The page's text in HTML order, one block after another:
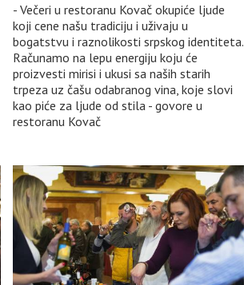
- Večeri u restoranu Kovač okupiće ljude
koji cene našu tradiciju i uživaju u
bogatstvu i raznolikosti srpskog identiteta.
Računamo na lepu energiju koju će
proizvesti mirisi i ukusi sa naših starih
trpeza uz čašu odabranog vina, koje slovi
kao piće za ljude od stila - govore u
restoranu Kovač